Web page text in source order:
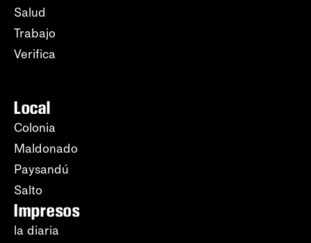
Salud
Trabajo
Verifica
Local
Colonia
Maldonado
Paysandú
Salto
Impresos
la diaria